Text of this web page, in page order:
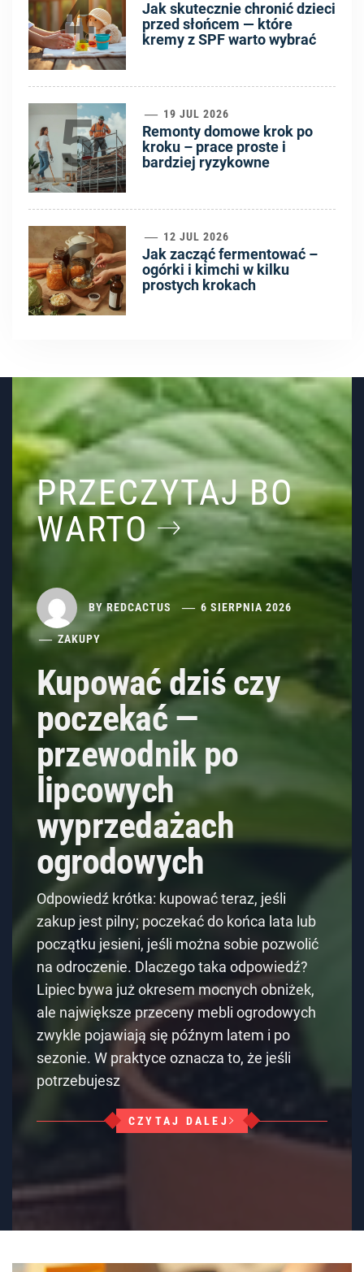
4
Jak skutecznie chronić dzieci
przed słońcem — które
kremy z SPF warto wybrać
5 19 JUL 2026
Remonty domowe krok po
kroku – prace proste i
bardziej ryzykowne
6 12 JUL 2026
Jak zacząć fermentować –
ogórki i kimchi w kilku
prostych krokach
PRZECZYTAJ BO
WARTO
BYREDCACTUS 6 SIERPNIA 2026
ZAKUPY
Kupować dziś czy
poczekać —
przewodnik po
lipcowych
wyprzedażach
ogrodowych
Odpowiedź krótka: kupować teraz, jeśli
zakup jest pilny; poczekać do końca lata lub
początku jesieni, jeśli można sobie pozwolić
na odroczenie. Dlaczego taka odpowiedź?
Lipiec bywa już okresem mocnych obniżek,
ale największe przeceny mebli ogrodowych
zwykle pojawiają się późnym latem i po
sezonie. W praktyce oznacza to, że jeśli
potrzebujesz
CZYTAJ DALEJ